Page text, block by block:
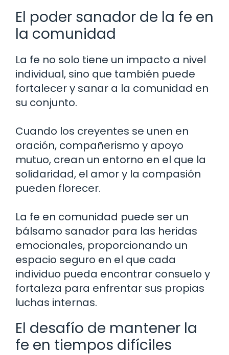
El poder sanador de la fe en
la comunidad
La fe no solo tiene un impacto a nivel
individual, sino que también puede
fortalecer y sanar a la comunidad en
su conjunto.
Cuando los creyentes se unen en
oración, compañerismo y apoyo
mutuo, crean un entorno en el que la
solidaridad, el amor y la compasión
pueden florecer.
La fe en comunidad puede ser un
bálsamo sanador para las heridas
emocionales, proporcionando un
espacio seguro en el que cada
individuo pueda encontrar consuelo y
fortaleza para enfrentar sus propias
luchas internas.
El desafío de mantener la
fe en tiempos difíciles